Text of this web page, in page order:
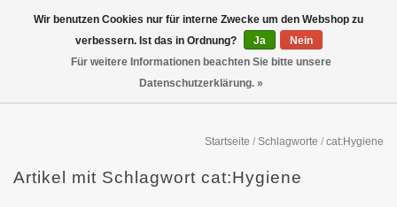
Startseite / Schlagworte / cat:Hygiene
Artikel mit Schlagwort cat:Hygiene
Wir benutzen Cookies nur für interne Zwecke um den Webshop zu
verbessern. Ist das in Ordnung?
Ja
Nein
Für weitere Informationen beachten Sie bitte unsere
Datenschutzerklärung. »